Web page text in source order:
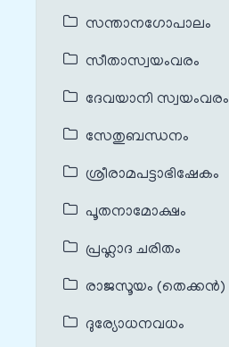
സന്താനഗോപാലം
സീതാസ്വയംവരം
ദേവയാനി സ്വയംവരം
സേതുബന്ധനം
ശ്രീരാമപട്ടാഭിഷേകം
പൂതനാമോക്ഷം
പ്രഹ്ലാദ ചരിതം
രാജസൂയം (തെക്കൻ)
ദുര്യോധനവധം